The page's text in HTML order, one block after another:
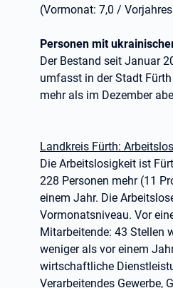
(Vormonat: 7,0 /
Personen mit
Der Bestand seit Januar
umfasst in der Stadt
mehr als im Dezember
Landkreis Fürth:
Die Arbeitslosigkeit ist
228 Personen mehr (11
einem Jahr. Die
Vormonatsniveau. Vor
Mitarbeitende: 43 Stellen
weniger als vor einem
wirtschaftliche
Verarbeitendes Gewerbe,